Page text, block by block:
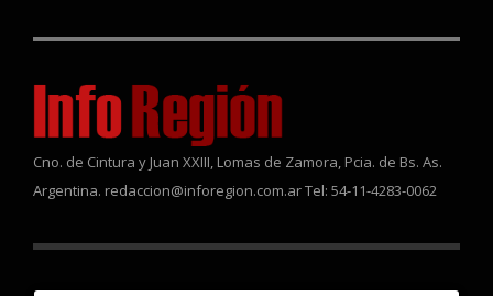
Cno. de Cintura y Juan XXIII, Lomas de Zamora, Pcia. de Bs. As.
Argentina. redaccion@inforegion.com.ar Tel: 54-11-4283-0062